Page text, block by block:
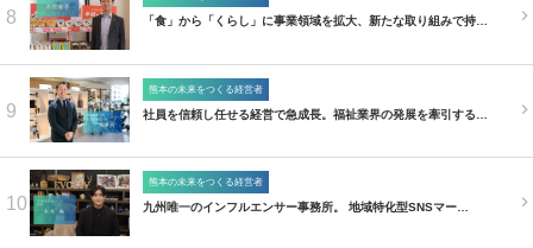
8 「食」から「くらし」に事業領域を拡大、新たな取り組みで持…
9
熊本の未来をつくる経営者
社員を信頼し任せる経営で急成長。福祉業界の発展を牽引する…
10
熊本の未来をつくる経営者
九州唯一のインフルエンサー事務所。 地域特化型SNSマー…